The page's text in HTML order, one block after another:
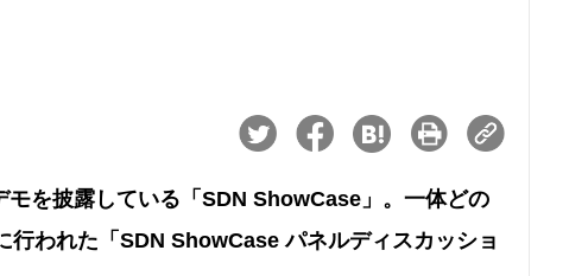
を披露している「SDN ShowCase」。一体どの
われた「SDN ShowCase パネルディスカッショ